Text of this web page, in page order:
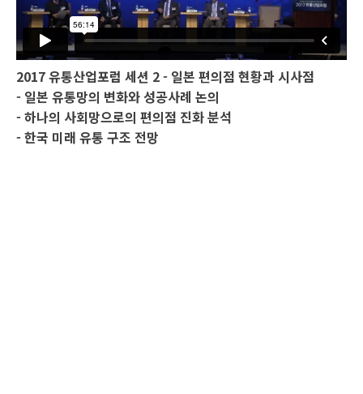
2017 유통산업포럼 세션 2 - 일본 편의점 현황과 시사점
- 일본 유통망의 변화와 성공사례 논의
- 하나의 사회망으로의 편의점 진화 분석
- 한국 미래 유통 구조 전망